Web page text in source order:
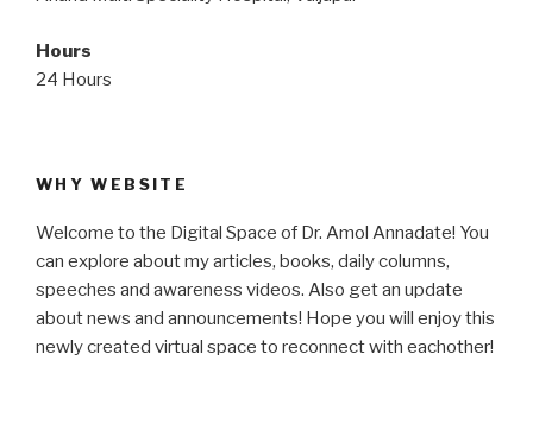
Hours
24 Hours
WHY WEBSITE
Welcome to the Digital Space of Dr. Amol Annadate! You
can explore about my articles, books, daily columns,
speeches and awareness videos. Also get an update
about news and announcements! Hope you will enjoy this
newly created virtual space to reconnect with eachother!